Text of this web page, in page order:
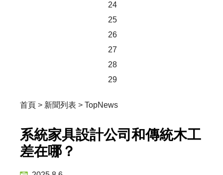
24
25
26
27
28
29
首頁 > 新聞列表 > TopNews
系統家具設計公司和傳統木工
差在哪？